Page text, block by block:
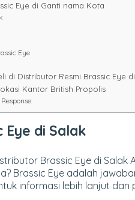
Eye di Ganti nama Kota
Eye
di Distributor Resmi Brassic Eye
Kantor British Propolis
di Salak
Brassic Eye di
Brassic Eye adalah
informasi lebih lanjut dan